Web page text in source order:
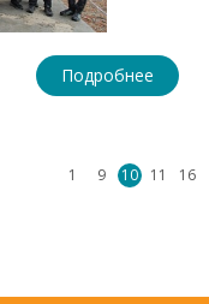
Подробнее
1 9 10 11 16